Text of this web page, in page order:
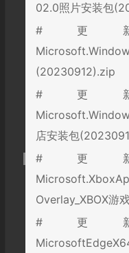
02.0照片安装包
#更
(20230912).zip
#更
店安装包
#更
Overlay_XBOX游
#更